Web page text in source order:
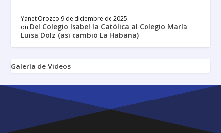
Yanet Orozco 9 de diciembre de 2025
on Del Colegio Isabel la Católica al Colegio María
Luisa Dolz (así cambió La Habana)
Galería de Videos